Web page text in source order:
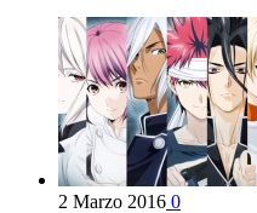
2 Marzo 2016 0